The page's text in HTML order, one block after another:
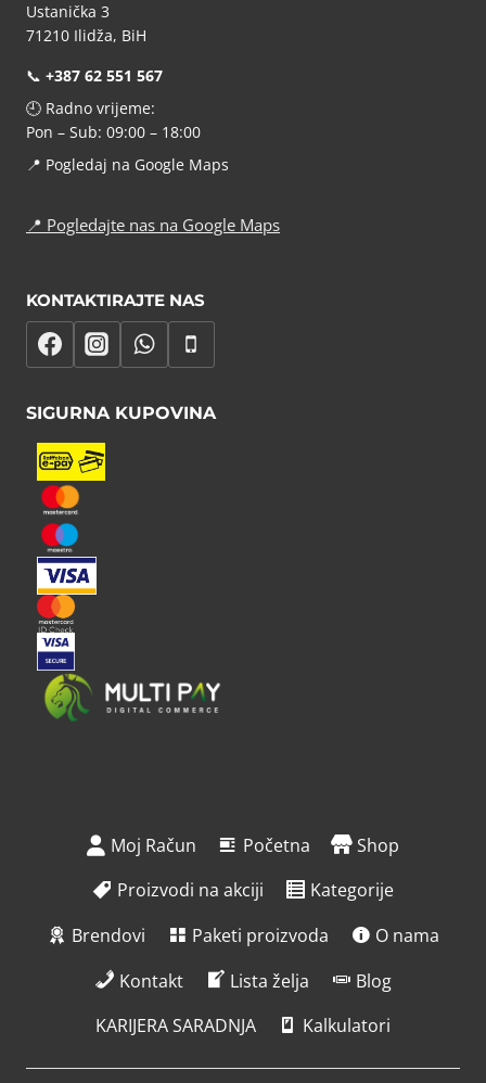
Ustanička 3
71210 Ilidža, BiH
📞 +387 62 551 567
🕘 Radno vrijeme:
Pon – Sub: 09:00 – 18:00
📍 Pogledaj na Google Maps
📍 Pogledajte nas na Google Maps
KONTAKTIRAJTE NAS
SIGURNA KUPOVINA
Moj Račun Početna
Shop
Proizvodi na akciji
Kategorije
Brendovi
Paketi proizvoda
O nama
Kontakt
Lista želja
Blog
KARIJERA SARADNJA
Kalkulatori